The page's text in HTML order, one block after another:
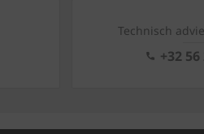
Technisch
+32 56